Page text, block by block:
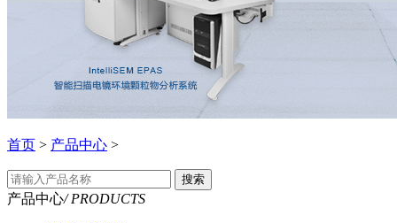
首页 > 产品中心 >
搜索
产品中心/ PRODUCTS